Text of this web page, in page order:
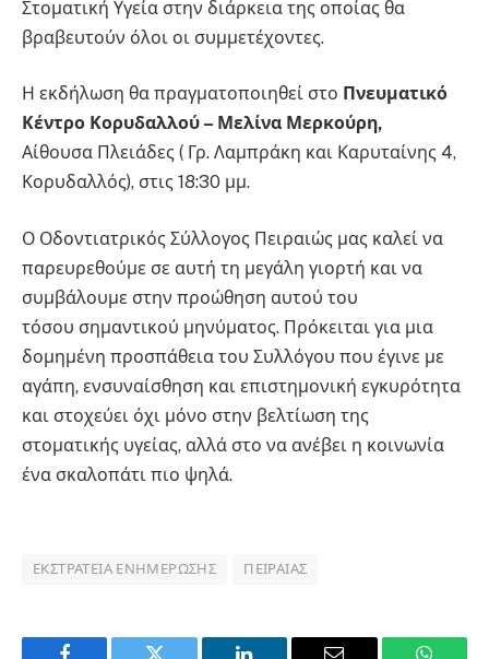
Στοματική Υγεία στην διάρκεια της οποίας θα
βραβευτούν όλοι οι συμμετέχοντες.
Η εκδήλωση θα πραγματοποιηθεί στο Πνευματικό
Κέντρο Κορυδαλλού – Μελίνα Μερκούρη,
Αίθουσα Πλειάδες ( Γρ. Λαμπράκη και Καρυταίνης 4,
Κορυδαλλός), στις 18:30 μμ.
Ο Οδοντιατρικός Σύλλογος Πειραιώς μας καλεί να
παρευρεθούμε σε αυτή τη μεγάλη γιορτή και να
συμβάλουμε στην προώθηση αυτού του
τόσου σημαντικού μηνύματος. Πρόκειται για μια
δομημένη προσπάθεια του Συλλόγου που έγινε με
αγάπη, ενσυναίσθηση και επιστημονική εγκυρότητα
και στοχεύει όχι μόνο στην βελτίωση της
στοματικής υγείας, αλλά στο να ανέβει η κοινωνία
ένα σκαλοπάτι πιο ψηλά.
ΕΚΣΤΡΑΤΕΊΑ ΕΝΗΜΈΡΩΣΗΣ ΠΕΙΡΑΙΆΣ